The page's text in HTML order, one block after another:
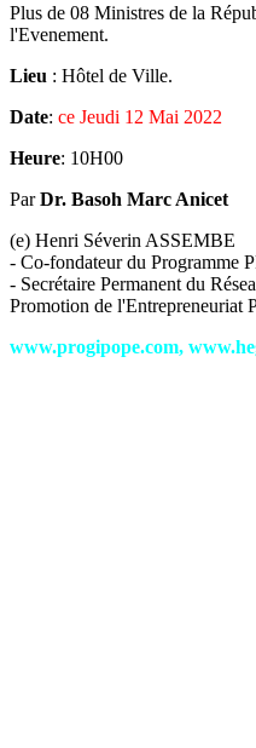
Plus de 08 Ministres de la
l'Evenement.
Lieu : Hôtel de Ville.
Date: ce Jeudi 12 Mai 2022
Heure: 10H00
ParDr. Basoh Marc Anicet
(e) Henri Séverin ASSEMBE
- Co-fondateur du Programme
- Secrétaire Permanent du
Promotion de l'Entrepreneuriat
www.progipope.com,